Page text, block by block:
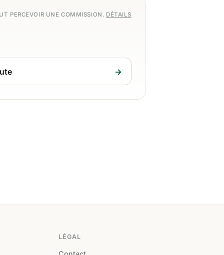
PERCEVOIR UNE COMMISSION. DÉTAILS
→
LÉGAL